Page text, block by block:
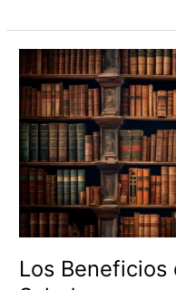
Los
Los
Beneficios
de
la
Lectura
en
la
Salud